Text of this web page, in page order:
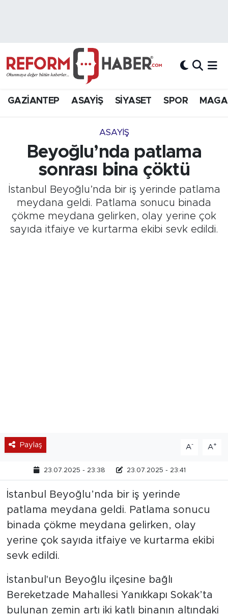
GAZİANTEP ASAYİŞ SİYASET SPOR
ASAYİŞ
Beyoğlu’nda patlama
sonrası bina çöktü
İstanbul Beyoğlu’nda bir iş yerinde patlama
meydana geldi. Patlama sonucu binada
çökme meydana gelirken, olay yerine çok
sayıda itfaiye ve kurtarma ekibi sevk edildi.
Paylaş A- A+
23.07.2025 - 23:38 23.07.2025 - 23:41
İstanbul Beyoğlu’nda bir iş yerinde
patlama meydana geldi. Patlama sonucu
binada çökme meydana gelirken, olay
yerine çok sayıda itfaiye ve kurtarma ekibi
sevk edildi.
İstanbul'un Beyoğlu ilçesine bağlı
Bereketzade Mahallesi Yanıkkapı Sokak’ta
bulunan zemin artı iki katlı binanın altındaki
Hava Durumu
Süper Lig Puan Durumu ve Fikstür
Tüm Manşetler
Son Dakika Haberleri
Haber Arşivi